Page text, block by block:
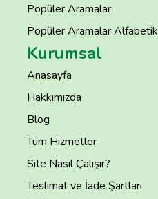
Popüler Aramalar
Popüler Aramalar Alfabetik
Kurumsal
Anasayfa
Hakkımızda
Blog
Tüm Hizmetler
Site Nasıl Çalışır?
Teslimat ve İade Şartları